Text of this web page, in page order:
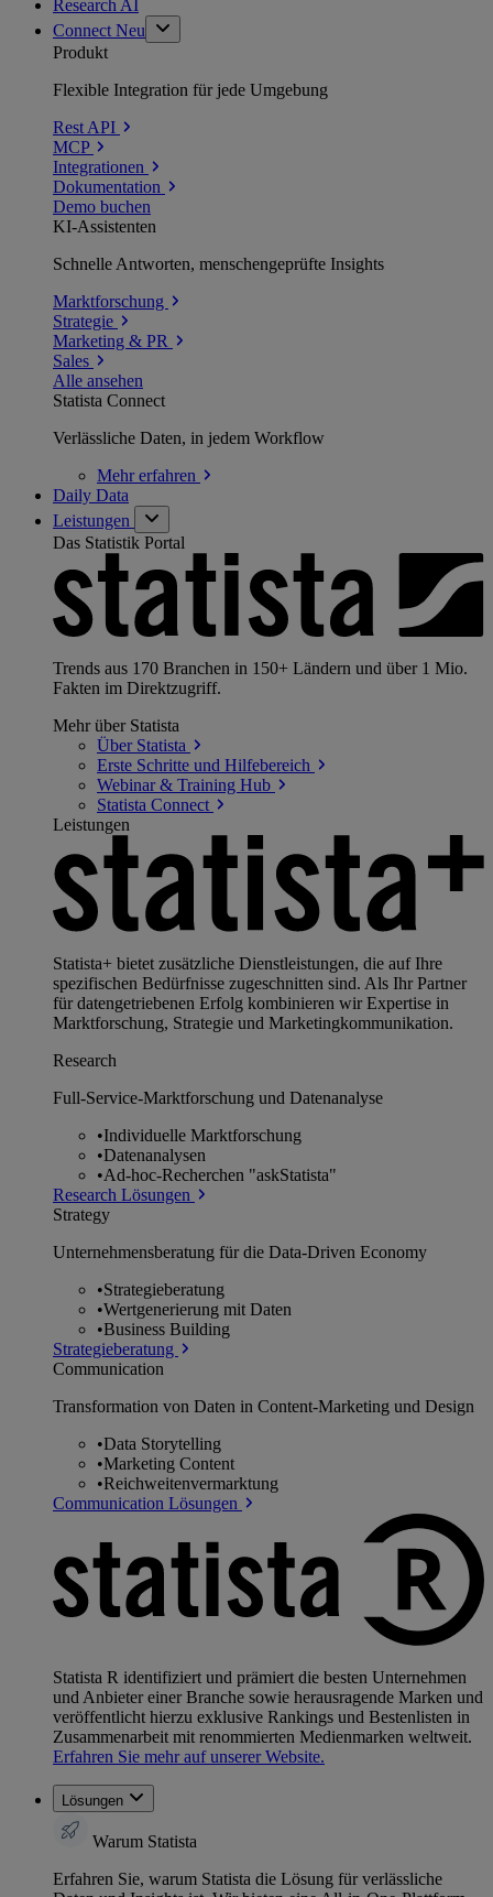
Research AI
Connect Neu
Produkt
Flexible Integration für jede Umgebung
Rest API
MCP
Integrationen
Dokumentation
Demo buchen
KI-Assistenten
Schnelle Antworten, menschengeprüfte Insights
Marktforschung
Strategie
Marketing & PR
Sales
Alle ansehen
Statista Connect
Verlässliche Daten, in jedem Workflow
Mehrerfahren
Daily Data
Leistungen
Das Statistik Portal
Trends aus 170 Branchen in 150+ Ländern und über 1 Mio.
Fakten im Direktzugriff.
Mehr über Statista
Über Statista
Erste Schritte und Hilfebereich
Webinar & Training Hub
Statista Connect
Leistungen
Statista+ bietet zusätzliche Dienstleistungen, die auf Ihre
spezifischen Bedürfnisse zugeschnitten sind. Als Ihr Partner
für datengetriebenen Erfolg kombinieren wir Expertise in
Marktforschung, Strategie und Marketingkommunikation.
Research
Full-Service-Marktforschung und Datenanalyse
•Individuelle Marktforschung
•Datenanalysen
•Ad-hoc-Recherchen "askStatista"
Research Lösungen
Strategy
Unternehmens­beratung für die Data-Driven Economy
•Strategieberatung
•Wertgenerierung mit Daten
•Business Building
Strategieberatung
Communication
Transformation von Daten in Content-Marketing und Design
•Data Storytelling
•Marketing Content
•Reichweitenvermarktung
Communication Lösungen
Statista R identifiziert und prämiert die besten Unternehmen
und Anbieter einer Branche sowie herausragende Marken und
veröffentlicht hierzu exklusive Rankings und Bestenlisten in
Zusammenarbeit mit renommierten Medienmarken weltweit.
Erfahren Sie mehr auf unserer Website.
Lösungen
Warum Statista
Erfahren Sie, warum Statista die Lösung für verlässliche